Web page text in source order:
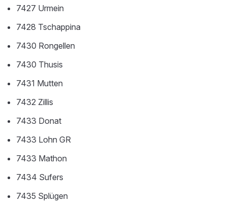
7427 Urmein
7428 Tschappina
7430 Rongellen
7430 Thusis
7431 Mutten
7432 Zillis
7433 Donat
7433 Lohn GR
7433 Mathon
7434 Sufers
7435 Splügen